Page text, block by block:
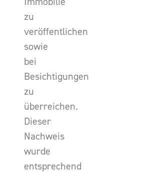
zu
veröffentlichen
sowie
bei
Besichtigungen
zu
überreichen.
Dieser
Nachweis
wurde
entsprechend